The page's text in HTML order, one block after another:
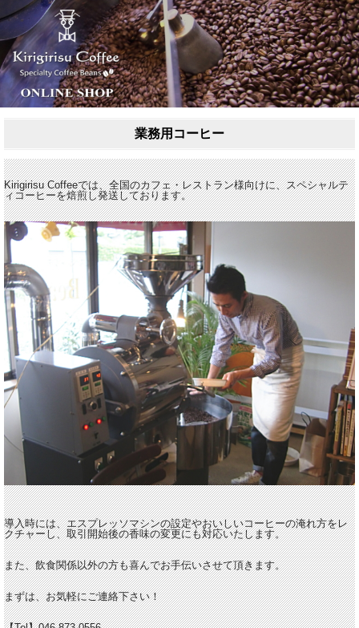
業務用コーヒー
Kirigirisu Coffeeでは、全国のカフェ・レストラン様向けに、スペシャルテ
ィコーヒーを焙煎し発送しております。
導入時には、エスプレッソマシンの設定やおいしいコーヒーの淹れ方をレ
クチャーし、取引開始後の香味の変更にも対応いたします。
また、飲食関係以外の方も喜んでお手伝いさせて頂きます。
まずは、お気軽にご連絡下さい！